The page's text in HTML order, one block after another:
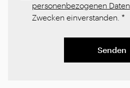
personenbezogenen Daten
Zwecken einverstanden. *
Senden